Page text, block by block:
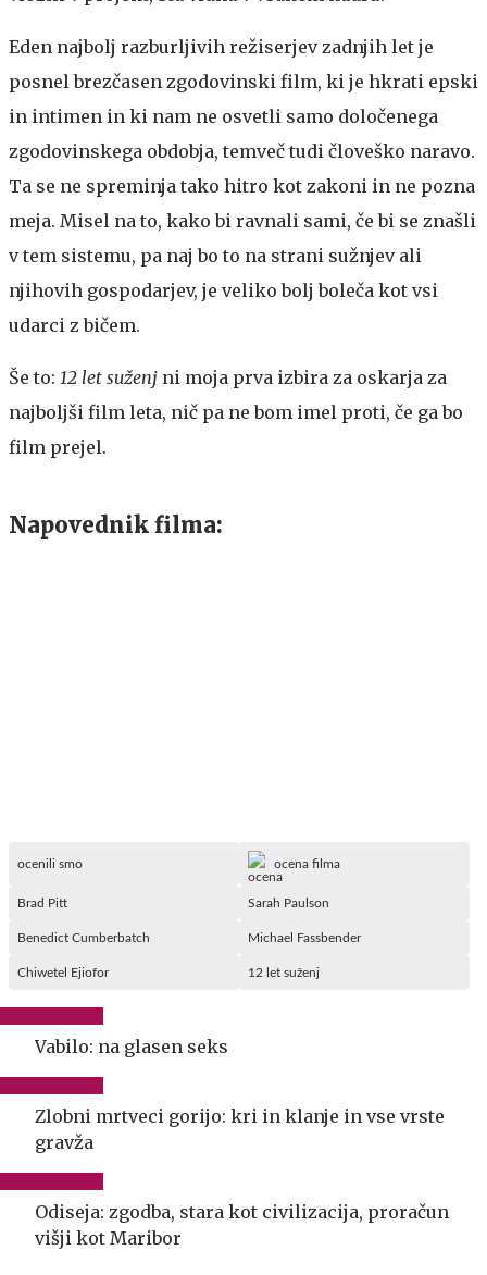
Eden najbolj razburljivih režiserjev zadnjih let je
posnel brezčasen zgodovinski film, ki je hkrati epski
in intimen in ki nam ne osvetli samo določenega
zgodovinskega obdobja, temveč tudi človeško naravo.
Ta se ne spreminja tako hitro kot zakoni in ne pozna
meja. Misel na to, kako bi ravnali sami, če bi se znašli
v tem sistemu, pa naj bo to na strani sužnjev ali
njihovih gospodarjev, je veliko bolj boleča kot vsi
udarci z bičem.
Še to: 12 let suženj ni moja prva izbira za oskarja za
najboljši film leta, nič pa ne bom imel proti, če ga bo
film prejel.
Napovednik filma:
ocenili smo ocena filma
Brad Pitt Sarah Paulson
Benedict Cumberbatch Michael Fassbender
Chiwetel Ejiofor 12 let suženj
Vabilo: na glasen seks
Zlobni mrtveci gorijo: kri in klanje in vse vrste
gravža
Odiseja: zgodba, stara kot civilizacija, proračun
višji kot Maribor